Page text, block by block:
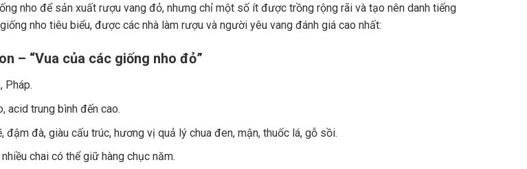
nho để sản xuất rượu vang đỏ, nhưng chỉ một số ít được trồng rộng rãi và tạo nên danh tiếng
nho tiêu biểu, được các nhà làm rượu và người yêu vang đánh giá cao nhất:
– “Vua của các giống nho đỏ”
Pháp.
acid trung bình đến cao.
đậm đà, giàu cấu trúc, hương vị quả lý chua đen, mận, thuốc lá, gỗ sồi.
chai có thể giữ hàng chục năm.